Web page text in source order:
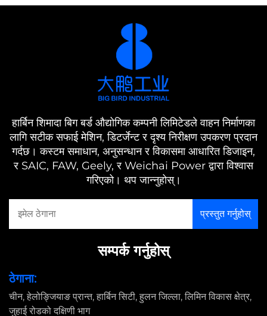
हार्बिन शिमादा बिग बर्ड औद्योगिक कम्पनी लिमिटेडले वाहन निर्माणका
लागि सटीक सफाई मेशिन, डिटर्जेन्ट र दृश्य निरीक्षण उपकरण प्रदान
गर्दछ। कस्टम समाधान, अनुसन्धान र विकासमा आधारित डिजाइन,
र SAIC, FAW, Geely, र Weichai Power द्वारा विश्वास
गरिएको। थप जान्नुहोस्।
सम्पर्क गर्नुहोस्
ठेगाना:
चीन, हेलोङ्जियाङ प्रान्त, हार्बिन सिटी, हुलन जिल्ला, लिमिन विकास क्षेत्र,
जुहाई रोडको दक्षिणी भाग